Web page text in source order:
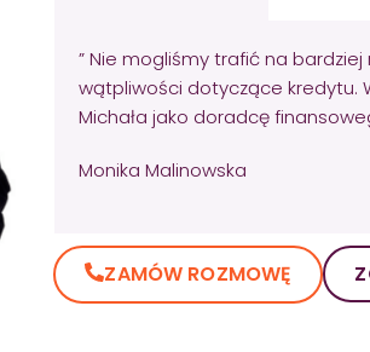
” Nie mogliśmy trafić na bardziej
wątpliwości dotyczące kredytu.
Michała jako doradcę
Monika Malinowska
ZAMÓW ROZMOWĘ